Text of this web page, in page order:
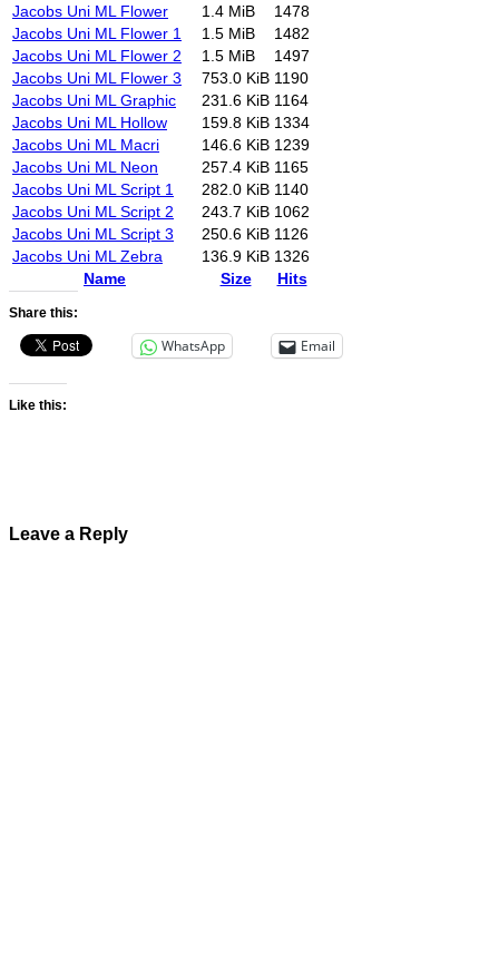
Name Size Hits
Jacobs Uni ML Flower
1.4 MiB
1478
Jacobs Uni ML Flower 1
1.5 MiB
1482
Jacobs Uni ML Flower 2
1.5 MiB
1497
Jacobs Uni ML Flower 3
753.0 KiB 1190
Jacobs Uni ML Graphic
231.6 KiB 1164
Jacobs Uni ML Hollow
159.8 KiB 1334
Jacobs Uni ML Macri
146.6 KiB 1239
Jacobs Uni ML Neon
257.4 KiB 1165
Jacobs Uni ML Script 1
282.0 KiB 1140
Jacobs Uni ML Script 2
243.7 KiB 1062
Jacobs Uni ML Script 3
250.6 KiB 1126
Jacobs Uni ML Zebra
136.9 KiB 1326
Share this:
WhatsApp Email
Like this:
Leave a Reply